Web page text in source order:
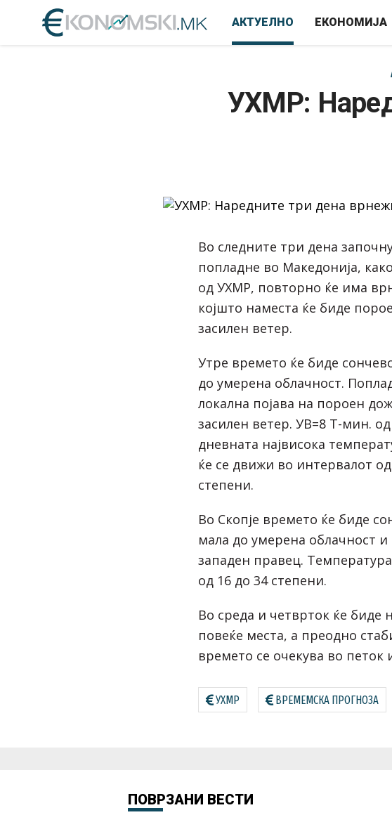
АКТУЕЛНО ЕКОНОМИЈА
УХМР:
Во следните три дена
попладне во Македонија,
од УХМР, повторно ќе има
којшто наместа ќе биде
засилен ветер.
Утре времето ќе биде
до умерена облачност.
локална појава на пороен
засилен ветер. УВ=8 Т-мин.
дневната највисока
ќе се движи во интервалот
степени.
Во Скопје времето ќе биде
мала до умерена облачност и
западен правец.
од 16 до 34 степени.
Во среда и четврток ќе биде
повеќе места, а преодно
времето се очекува во петок
УХМР ВРЕМЕМСКА ПРОГНОЗА
ПОВРЗАНИ ВЕСТИ